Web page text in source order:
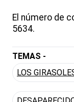
El número de
5634.
TEMAS -
LOS